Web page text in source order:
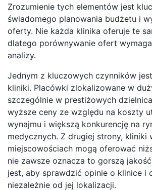
Zrozumienie tych elementów jest
świadomego planowania budżetu i
oferty. Nie każda klinika oferuje te
dlatego porównywanie ofert
analizy.
Jednym z kluczowych czynników
kliniki. Placówki zlokalizowane w
szczególnie w prestiżowych
wyższe ceny ze względu na koszty
wynajmu i większą konkurencję na
medycznych. Z drugiej strony, kliniki
miejscowościach mogą oferować
nie zawsze oznacza to gorszą jakość
jest, aby sprawdzić opinie o klinice i
niezależnie od jej lokalizacji.